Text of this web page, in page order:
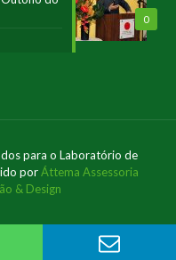
0
para o Laboratório de
porÁttema Assessoria
& Design